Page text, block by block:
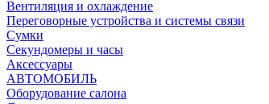
Вентиляция и охлаждение
Переговорные устройства и системы связи
Сумки
Секундомеры и часы
Аксессуары
АВТОМОБИЛЬ
Оборудование салона